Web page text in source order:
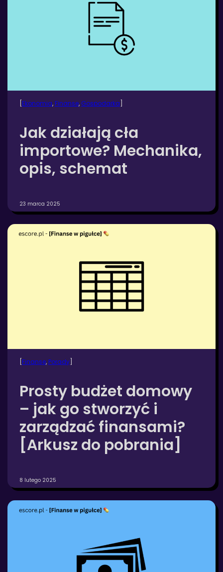
Ekonomia, Finanse, Gospodarka
Jak działają cła
importowe? Mechanika,
opis, schemat
23 marca 2025
Finanse, Porady
Prosty budżet domowy
– jak go stworzyć i
zarządzać finansami?
[Arkusz do pobrania]
8 lutego 2025